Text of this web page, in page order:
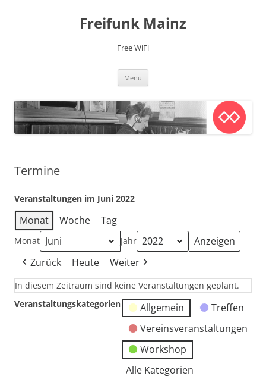
Freifunk Mainz
Free WiFi
Menü
Termine
Veranstaltungen im Juni 2022
Monat Woche Tag
Monat Jahr
Zurück Heute Weiter
In diesem Zeitraum sind keine Veranstaltungen geplant.
Veranstaltungskategorien
Allgemein
Treffen
Vereinsveranstaltungen
Workshop
Alle Kategorien